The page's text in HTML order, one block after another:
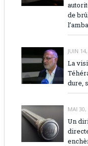
de
JUIN
La
dure,
MAI 30,
Un